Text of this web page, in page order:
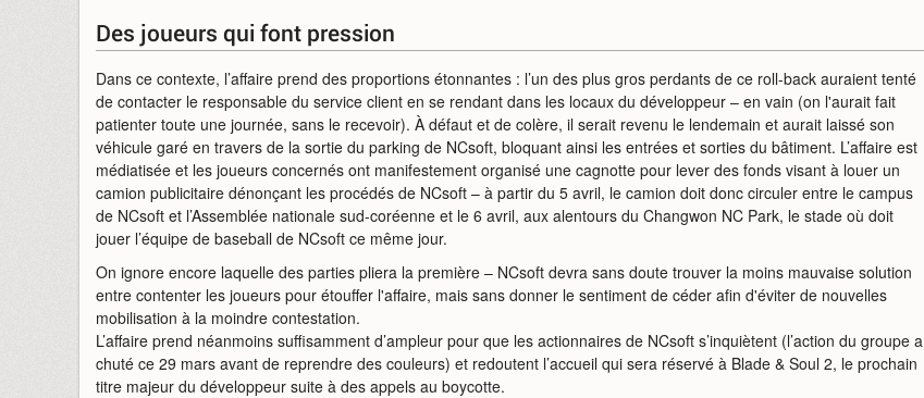
Des joueurs qui font pression
Dans ce contexte, l’affaire prend des proportions étonnantes : l’un des plus gros perdants de ce roll-back auraient tenté
de contacter le responsable du service client en se rendant dans les locaux du développeur – en vain (on l'aurait fait
patienter toute une journée, sans le recevoir). À défaut et de colère, il serait revenu le lendemain et aurait laissé son
véhicule garé en travers de la sortie du parking de NCsoft, bloquant ainsi les entrées et sorties du bâtiment. L’affaire est
médiatisée et les joueurs concernés ont manifestement organisé une cagnotte pour lever des fonds visant à louer un
camion publicitaire dénonçant les procédés de NCsoft – à partir du 5 avril, le camion doit donc circuler entre le campus
de NCsoft et l’Assemblée nationale sud-coréenne et le 6 avril, aux alentours du Changwon NC Park, le stade où doit
jouer l’équipe de baseball de NCsoft ce même jour.
On ignore encore laquelle des parties pliera la première – NCsoft devra sans doute trouver la moins mauvaise solution
entre contenter les joueurs pour étouffer l'affaire, mais sans donner le sentiment de céder afin d'éviter de nouvelles
mobilisation à la moindre contestation.
L’affaire prend néanmoins suffisamment d’ampleur pour que les actionnaires de NCsoft s’inquiètent (l’action du groupe a
chuté ce 29 mars avant de reprendre des couleurs) et redoutent l’accueil qui sera réservé à Blade & Soul 2, le prochain
titre majeur du développeur suite à des appels au boycotte.